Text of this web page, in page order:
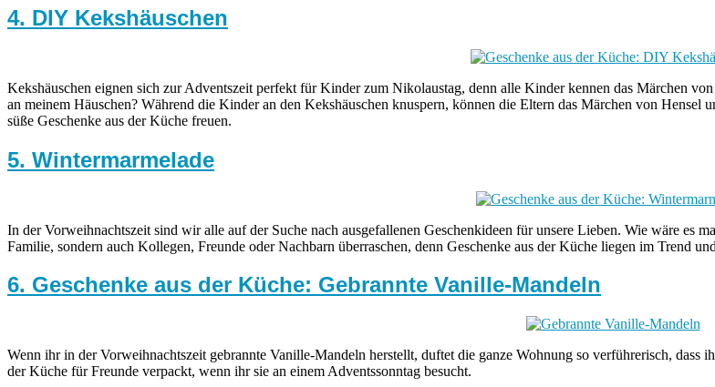
4. DIY Kekshäuschen
Kekshäuschen eignen sich zur Adventszeit perfekt für Kinder zum Nikolaustag, denn alle Kinder kennen das Märchen
an meinem Häuschen? Während die Kinder an den Kekshäuschen knuspern, können die Eltern das Märchen von
süße Geschenke aus der Küche freuen.
5. Wintermarmelade
In der Vorweihnachtszeit sind wir alle auf der Suche nach ausgefallenen Geschenkideen für unsere Lieben. Wie wäre es
Familie, sondern auch Kollegen, Freunde oder Nachbarn überraschen, denn Geschenke aus der Küche liegen im Trend
6. Geschenke aus der Küche: Gebrannte Vanille-Mandeln
Wenn ihr in der Vorweihnachtszeit gebrannte Vanille-Mandeln herstellt, duftet die ganze Wohnung so verführerisch, dass
der Küche für Freunde verpackt, wenn ihr sie an einem Adventssonntag besucht.